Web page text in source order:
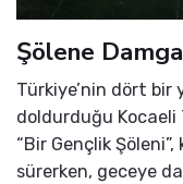
Şölene
Türkiye’nin dört bir
doldurduğu
“Bir Gençlik
sürerken, geceye